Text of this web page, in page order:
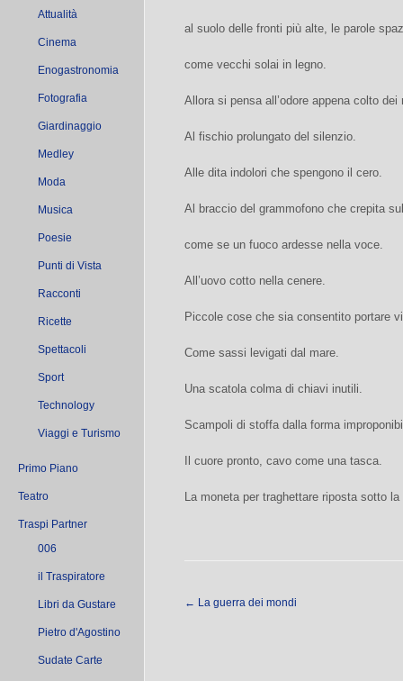
Attualità
Cinema
Enogastronomia
Fotografia
Giardinaggio
Medley
Moda
Musica
Poesie
Punti di Vista
Racconti
Ricette
Spettacoli
Sport
Technology
Viaggi e Turismo
Primo Piano
Teatro
Traspi Partner
006
il Traspiratore
Libri da Gustare
Pietro d'Agostino
Sudate Carte
al suolo delle fronti più alte, le parole
come vecchi solai in legno.
Allora si pensa all’odore appena colto dei
Al fischio prolungato del silenzio.
Alle dita indolori che spengono il cero.
Al braccio del grammofono che crepita
come se un fuoco ardesse nella voce.
All’uovo cotto nella cenere.
Piccole cose che sia consentito portare
Come sassi levigati dal mare.
Una scatola colma di chiavi inutili.
Scampoli di stoffa dalla forma
Il cuore pronto, cavo come una tasca.
La moneta per traghettare riposta sotto la
← La guerra dei mondi